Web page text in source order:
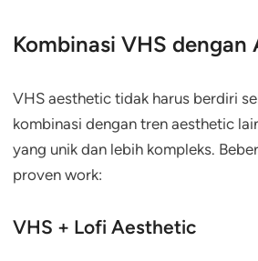
Kombinasi VHS dengan
VHS aesthetic tidak harus berdiri
kombinasi dengan tren aesthetic
yang unik dan lebih kompleks.
proven work:
VHS + Lofi Aesthetic